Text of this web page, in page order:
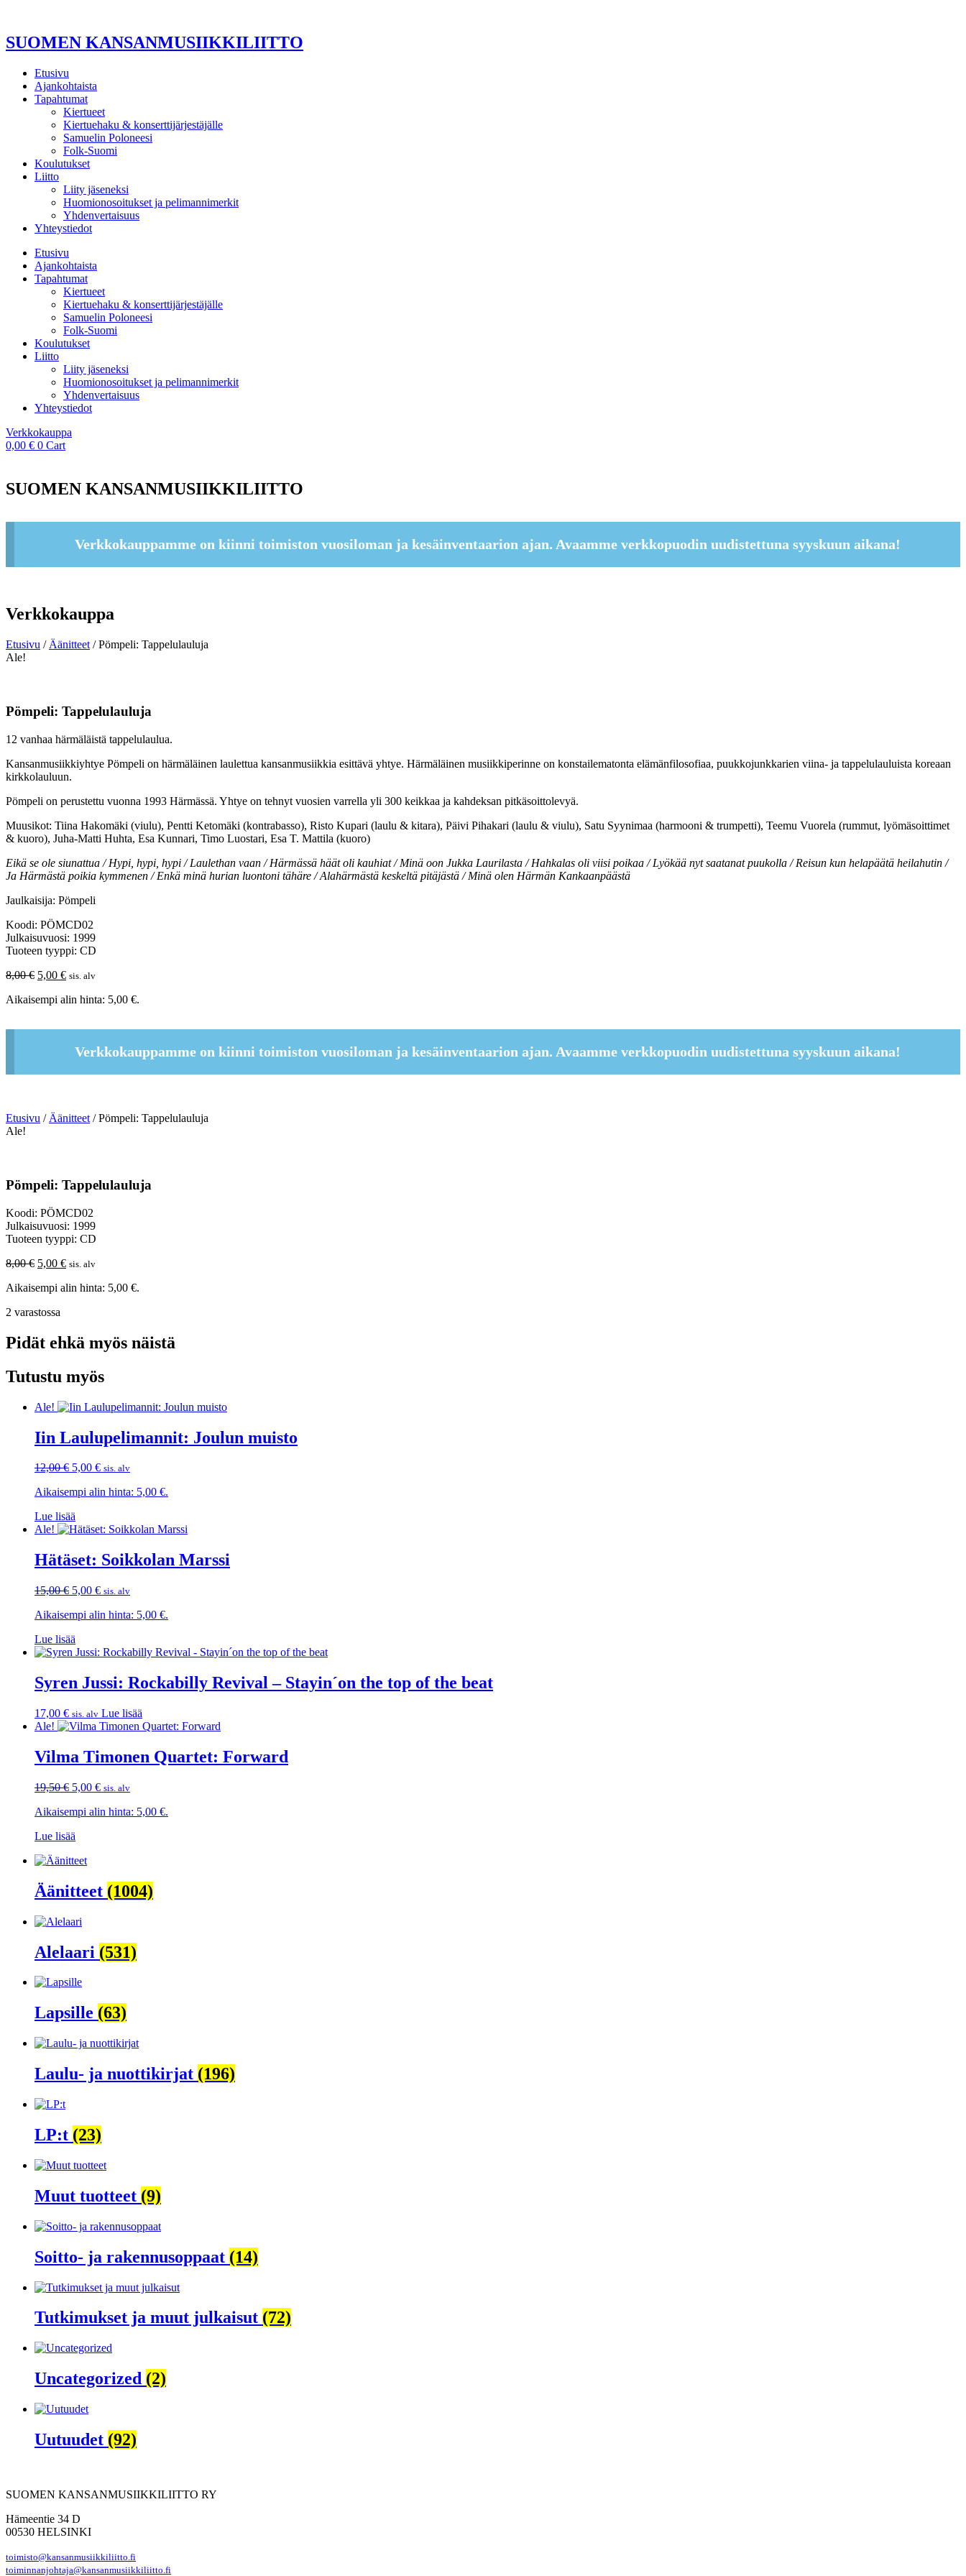
SUOMEN KANSANMUSIIKKILIITTO
Etusivu
Ajankohtaista
Tapahtumat
Kiertueet
Kiertuehaku & konserttijärjestäjälle
Samuelin Poloneesi
Folk-Suomi
Koulutukset
Liitto
Liity jäseneksi
Huomionosoitukset ja pelimannimerkit
Yhdenvertaisuus
Yhteystiedot
Etusivu
Ajankohtaista
Tapahtumat
Kiertueet
Kiertuehaku & konserttijärjestäjälle
Samuelin Poloneesi
Folk-Suomi
Koulutukset
Liitto
Liity jäseneksi
Huomionosoitukset ja pelimannimerkit
Yhdenvertaisuus
Yhteystiedot
Verkkokauppa
0,00 € 0 Cart
SUOMEN KANSANMUSIIKKILIITTO
Verkkokauppamme on kiinni toimiston vuosiloman ja kesäinventaarion ajan. Avaamme verkkopuodin uudistettuna syyskuun aikana!
Verkkokauppa
Etusivu / Äänitteet / Pömpeli: Tappelulauluja
Ale!
Pömpeli: Tappelulauluja
12 vanhaa härmäläistä tappelulaulua.
Kansanmusiikkiyhtye Pömpeli on härmäläinen laulettua kansanmusiikkia esittävä yhtye. Härmäläinen musiikkiperinne on konstailematonta elämänfilosofiaa, puukkojunkkarien viina- ja tappelulauluista koreaan
kirkkolauluun.
Pömpeli on perustettu vuonna 1993 Härmässä. Yhtye on tehnyt vuosien varrella yli 300 keikkaa ja kahdeksan pitkäsoittolevyä.
Muusikot: Tiina Hakomäki (viulu), Pentti Ketomäki (kontrabasso), Risto Kupari (laulu & kitara), Päivi Pihakari (laulu & viulu), Satu Syynimaa (harmooni & trumpetti), Teemu Vuorela (rummut, lyömäsoittimet
& kuoro), Juha-Matti Huhta, Esa Kunnari, Timo Luostari, Esa T. Mattila (kuoro)
Eikä se ole siunattua / Hypi, hypi, hypi / Laulethan vaan / Härmässä häät oli kauhiat / Minä oon Jukka Laurilasta / Hahkalas oli viisi poikaa / Lyökää nyt saatanat puukolla / Reisun kun helapäätä heilahutin /
Ja Härmästä poikia kymmenen / Enkä minä hurian luontoni tähäre / Alahärmästä keskeltä pitäjästä / Minä olen Härmän Kankaanpäästä
Jaulkaisija: Pömpeli
Koodi: PÖMCD02
Julkaisuvuosi: 1999
Tuoteen tyyppi: CD
8,00€ Alkuperäinen
oli:
5,00 €Nykyinen
on:
sis. alv
Aikaisempi alin hinta: 5,00 €.
Verkkokauppamme on kiinni toimiston vuosiloman ja kesäinventaarion ajan. Avaamme verkkopuodin uudistettuna syyskuun aikana!
Etusivu /Äänitteet/ Pömpeli: Tappelulauluja
Ale!
Pömpeli: Tappelulauluja
Koodi: PÖMCD02
Julkaisuvuosi: 1999
Tuoteen tyyppi: CD
8,00€ Alkuperäinen
oli:
5,00 €Nykyinen
on:
sis. alv
Aikaisempi alin hinta: 5,00 €.
2 varastossa
Pidät ehkä myös näistä
Tutustu myös
Ale!
Iin Laulupelimannit: Joulun muisto
12,00€ Alkuperäinen
oli:
5,00 €Nykyinen
on:
sis. alv
Aikaisempi alin hinta: 5,00 €.
Lue lisää
Ale!
Hätäset: Soikkolan Marssi
15,00€ Alkuperäinen
oli:
5,00 €Nykyinen
on:
sis. alv
Aikaisempi alin hinta: 5,00 €.
Lue lisää
Syren Jussi: Rockabilly Revival – Stayin´on the top of the beat
17,00 € sis. alv Lue lisää
Ale!
Vilma Timonen Quartet: Forward
19,50€ Alkuperäinen
oli:
5,00 €Nykyinen
on:
sis. alv
Aikaisempi alin hinta: 5,00 €.
Lue lisää
Äänitteet (1004)
Alelaari (531)
Lapsille (63)
Laulu- ja nuottikirjat (196)
LP:t (23)
Muut tuotteet (9)
Soitto- ja rakennusoppaat (14)
Tutkimukset ja muut julkaisut (72)
Uncategorized (2)
Uutuudet (92)
SUOMEN KANSANMUSIIKKILIITTO RY
Hämeentie 34 D
00530 HELSINKI
toimisto@kansanmusiikkiliitto.fi
toiminnanjohtaja@kansanmusiikkiliitto.fi